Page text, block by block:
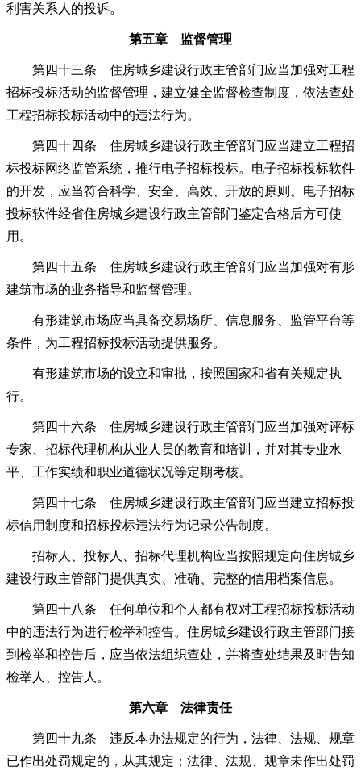
利害关系人的投诉。
第五章 监督管理
第四十三条 住房城乡建设行政主管部门应当加强对工程
招标投标活动的监督管理，建立健全监督检查制度，依法查处
工程招标投标活动中的违法行为。
第四十四条 住房城乡建设行政主管部门应当建立工程招
标投标网络监管系统，推行电子招标投标。电子招标投标软件
的开发，应当符合科学、安全、高效、开放的原则。电子招标
投标软件经省住房城乡建设行政主管部门鉴定合格后方可使
用。
第四十五条 住房城乡建设行政主管部门应当加强对有形
建筑市场的业务指导和监督管理。
有形建筑市场应当具备交易场所、信息服务、监管平台等
条件，为工程招标投标活动提供服务。
有形建筑市场的设立和审批，按照国家和省有关规定执
行。
第四十六条 住房城乡建设行政主管部门应当加强对评标
专家、招标代理机构从业人员的教育和培训，并对其专业水
平、工作实绩和职业道德状况等定期考核。
第四十七条 住房城乡建设行政主管部门应当建立招标投
标信用制度和招标投标违法行为记录公告制度。
招标人、投标人、招标代理机构应当按照规定向住房城乡
建设行政主管部门提供真实、准确、完整的信用档案信息。
第四十八条 任何单位和个人都有权对工程招标投标活动
中的违法行为进行检举和控告。住房城乡建设行政主管部门接
到检举和控告后，应当依法组织查处，并将查处结果及时告知
检举人、控告人。
第六章 法律责任
第四十九条 违反本办法规定的行为，法律、法规、规章
已作出处罚规定的，从其规定；法律、法规、规章未作出处罚